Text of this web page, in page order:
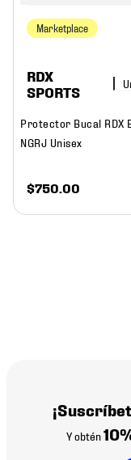
Marketplace
RDX
SPORTS
Protector Bucal RDX
NGRJ Unisex
$750.00
Y obtén